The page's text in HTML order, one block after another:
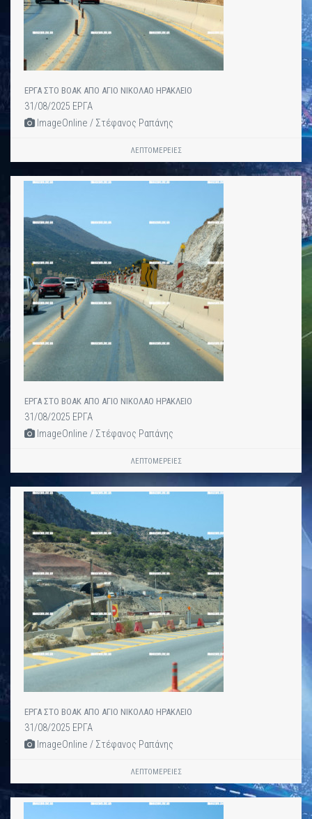
ΕΡΓΑ ΣΤΟ ΒΟΑΚ ΑΠΟ ΑΓΙΟ ΝΙΚΟΛΑΟ ΗΡΑΚΛΕΙΟ
31/08/2025 ΕΡΓΑ
ImageOnline / Στέφανος Ραπάνης
ΛΕΠΤΟΜΈΡΕΙΕΣ
ΕΡΓΑ ΣΤΟ ΒΟΑΚ ΑΠΟ ΑΓΙΟ ΝΙΚΟΛΑΟ ΗΡΑΚΛΕΙΟ
31/08/2025 ΕΡΓΑ
ImageOnline / Στέφανος Ραπάνης
ΛΕΠΤΟΜΈΡΕΙΕΣ
ΕΡΓΑ ΣΤΟ ΒΟΑΚ ΑΠΟ ΑΓΙΟ ΝΙΚΟΛΑΟ ΗΡΑΚΛΕΙΟ
31/08/2025 ΕΡΓΑ
ImageOnline / Στέφανος Ραπάνης
ΛΕΠΤΟΜΈΡΕΙΕΣ